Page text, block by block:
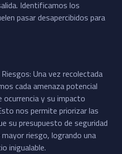
Identificamos los
pasar desapercibidos para
Una vez recolectada
cada amenaza potencial
ocurrencia y su impacto
nos permite priorizar las
su presupuesto de seguridad
riesgo, logrando una
inigualable.